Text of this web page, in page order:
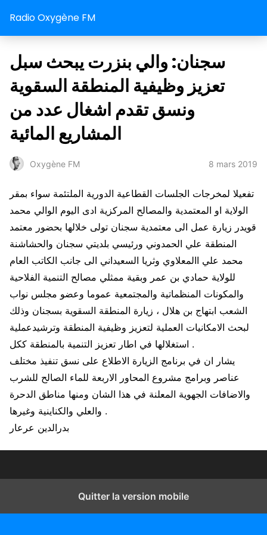
Radio Oxygène FM
سجنان: والي بنزرت يبحث سبل
تعزيز وظيفية المنطقة السقوية
ونسق تقدم اشغال عدد من
المشاريع المائية
Oxygène FM 8 mars 2019
تفعيلا لمخرجات الجلسات القطاعية الدورية الملتئمة سواء بمقر
الولاية او المعتمدية والمصالح المركزية ادى اليوم الوالي محمد
قويدر زيارة عمل الى معتمدية سجنان تولى خلالها بحضور معتمد
المنطقة علي الحمدوني ورئيسي بلديتي سجنان والحشاشنة
محمد علي االمعلاوي وثريا السعيداني الى جانب الكاتب العام
للولاية حمادي بن عمر وبقية ممثلي مصالح التنمية الفلاحية
والمكونات المنظماتية والمجتمعية عموما وعضو مجلس نواب
الشعب ابتهاج بن هلال ، زيارة المنطقة السقوية بسجنان وذلك
لبحث الامكانيات العملية لتعزيز وظيفية المنطقة وترشيدعملية
استغلالها في اطار تعزيز التنمية بالمنطقة ككل .
يشار ان في برنامج الزيارة الاطلاع على نسق تنفيذ مختلف
عناصر وبرامج مشروع المحاور الاربعة للماء الصالح للشرب
والاضافات الجهوية المعلنة في هذا الشان ومنها مناطق الدحرة
والعلي والكناينية وغيرها .
بدرالدين عرعار
Quitter la version mobile